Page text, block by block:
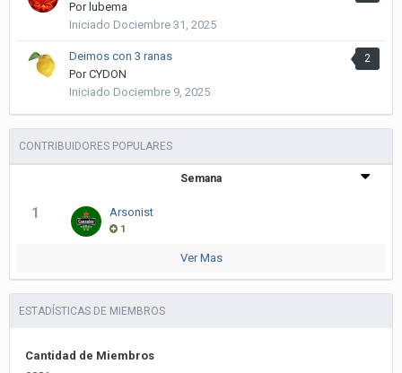
Por lubema
Iniciado Dociembre 31, 2025
2
Deimos con 3 ranas
PorCYDON
Iniciado Dociembre 9, 2025
CONTRIBUIDORES POPULARES
Semana
1 Arsonist
1
Ver Mas
ESTADÍSTICAS DE MIEMBROS
Cantidad de Miembros